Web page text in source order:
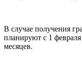
В случае получения
планируют с 1
месяцев.